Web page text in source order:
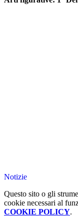
Notizie
Questo sito o gli
cookie necessari al
COOKIE POLICY.